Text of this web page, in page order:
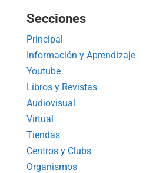
Secciones
Principal
Información y Aprendizaje
Youtube
Libros y Revistas
Audiovisual
Virtual
Tiendas
Centros y Clubs
Organismos